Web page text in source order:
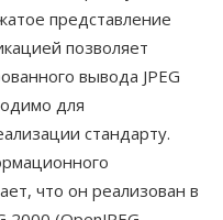
представление
позволяет
вывода JPEG
для
стандарту.
что он реализован в